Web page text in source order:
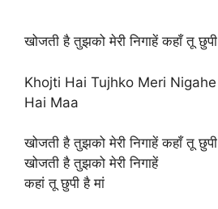
खोजती है तुझको मेरी निगाहें कहाँ तू
Khojti Hai Tujhko Meri
Hai Maa
खोजती है तुझको मेरी निगाहें कहाँ तू
खोजती है तुझको मेरी निगाहें
कहां तू छुपी है मां